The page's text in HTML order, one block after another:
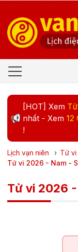
[HOT] Xem
nhất - Xem 12
!
Lịch vạn niên › Tử vi
Tử vi 2026 - Nam -
Tử vi 2026 -